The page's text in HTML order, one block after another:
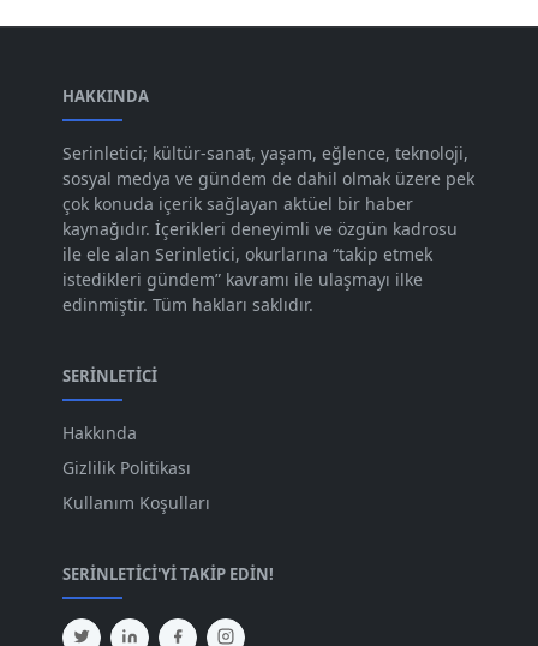
Ara 2023 [101]
Kas 2023
Eki 2023 [73]
Eyl 2023 [73]
Ağu 2023 [74]
Tem 2023 [76]
Haz 2023
May 2023
Nis 2023
Mar 2023
Oca 2023 [87]
Ara 2022 [82]
HAKKINDA
Serinletici; kültür-sanat, yaşam, eğlence, teknoloji,
sosyal medya ve gündem de dahil olmak üzere pek
çok konuda içerik sağlayan aktüel bir haber
kaynağıdır. İçerikleri deneyimli ve özgün kadrosu
ile ele alan Serinletici, okurlarına “takip etmek
istedikleri gündem” kavramı ile ulaşmayı ilke
edinmiştir. Tüm hakları saklıdır.
SERINLETICI
Hakkında
Gizlilik Politikası
Kullanım Koşulları
SERINLETICI'YI TAKIP EDIN!